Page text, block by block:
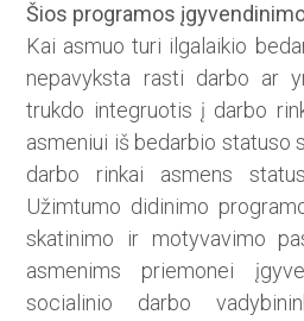
Šios programos
Kai asmuo turi ilgalaikio
nepavyksta rasti darbo ar
trukdo integruotis į darbo
asmeniui iš bedarbio statuso
darbo rinkai asmens
Užimtumo didinimo
skatinimo ir motyvavimo
asmenims priemonei
socialinio darbo